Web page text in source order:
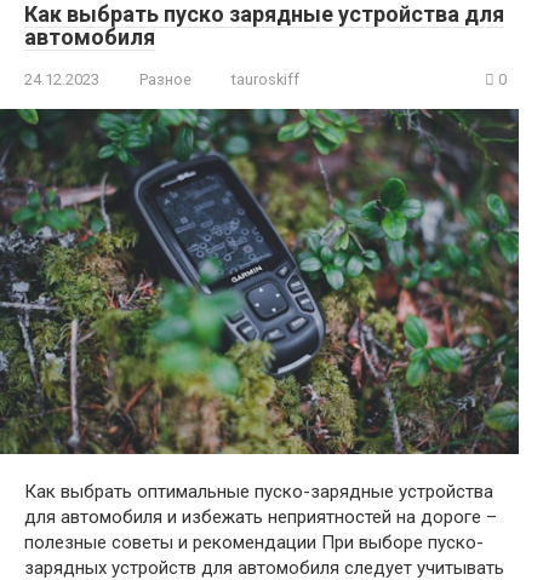
Как выбрать пуско зарядные устройства для
автомобиля
24.12.2023 Разное tauroskiff 0
Как выбрать оптимальные пуско-зарядные устройства
для автомобиля и избежать неприятностей на дороге –
полезные советы и рекомендации При выборе пуско-
зарядных устройств для автомобиля следует учитывать